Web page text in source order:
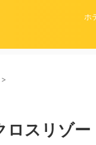
ホ
>
ロスリゾー